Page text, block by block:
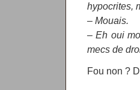
hypocrites,
– Mouais.
– Eh oui
mecs de
Fou non ?